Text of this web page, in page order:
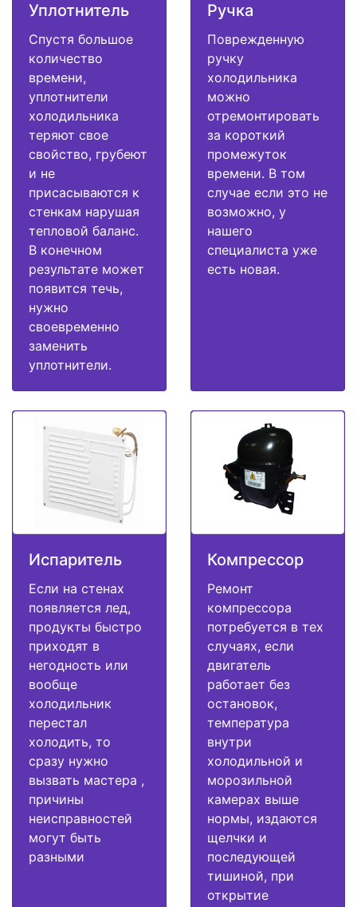
Уплотнитель
Спустя большое
количество
времени,
уплотнители
холодильника
теряют свое
свойство, грубеют
и не
присасываются к
стенкам нарушая
тепловой баланс.
В конечном
результате может
появится течь,
нужно
своевременно
заменить
уплотнители.
Ручка
Поврежденную
ручку
холодильника
можно
отремонтировать
за короткий
промежуток
времени. В том
случае если это не
возможно, у
нашего
специалиста уже
есть новая.
Испаритель
Если на стенах
появляется лед,
продукты быстро
приходят в
негодность или
вообще
холодильник
перестал
холодить, то
сразу нужно
вызвать мастера ,
причины
неисправностей
могут быть
разными
Компрессор
Ремонт
компрессора
потребуется в тех
случаях, если
двигатель
работает без
остановок,
температура
внутри
холодильной и
морозильной
камерах выше
нормы, издаются
щелчки и
последующей
тишиной, при
открытие